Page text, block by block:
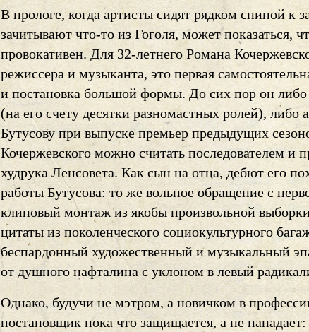
В прологе, когда артисты сидят рядком спиной к
зачитывают что-то из Гоголя, может показаться,
провокативен. Для 32-летнего Романа
режиссера и музыканта, это первая
и постановка большой формы. До сих пор он либо
(на его счету десятки разномастных ролей),
Бутусову при выпуске премьер предыдущих
Кочержевского можно считать последователем и
худрука Ленсовета. Как сын на отца, дебют его
работы Бутусова: то же вольное обращение с
клиповый монтаж из якобы произвольной
цитаты из поколенческого социокультурного
беспардонный художественный и музыкальный
от душного нафталина с уклоном в левый
Однако, будучи не мэтром, а новичком в
постановщик пока что защищается, а не нападает: